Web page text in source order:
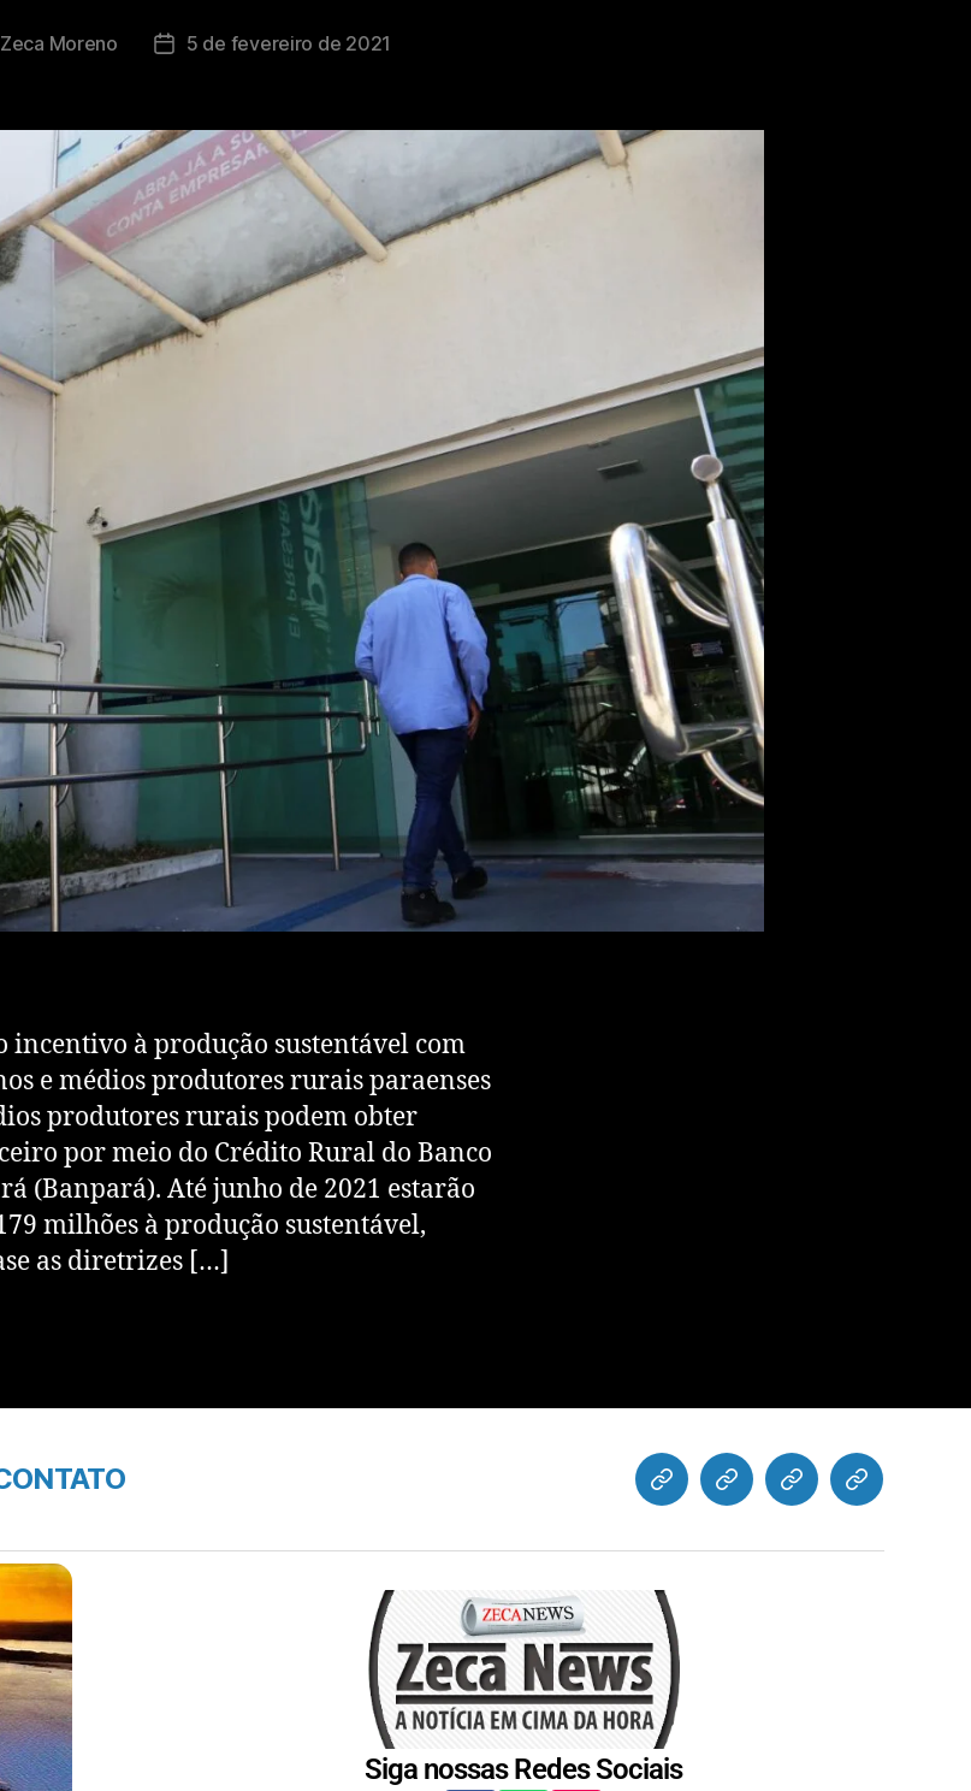
Zeca Moreno 5 de fevereiro de 2021
incentivo à produção sustentável com
e médios produtores rurais paraenses
produtores rurais podem obter
por meio do Crédito Rural do Banco
(Banpará). Até junho de 2021 estarão
milhões à produção sustentável,
as diretrizes […]
Siga nossas Redes Sociais